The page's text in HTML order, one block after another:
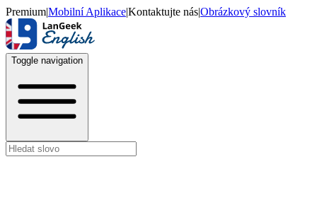
Premium|Mobilní Aplikace|Kontaktujte nás|Obrázkový slovník
Toggle navigation